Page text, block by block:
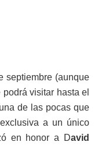
septiembre (aunque
visitar hasta el
de las pocas que
a un único
en honor a David